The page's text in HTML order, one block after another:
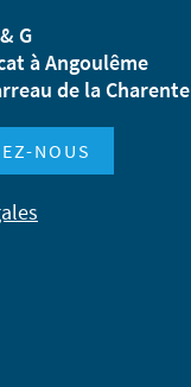
G
à Angoulême
de la Charente
NOUS